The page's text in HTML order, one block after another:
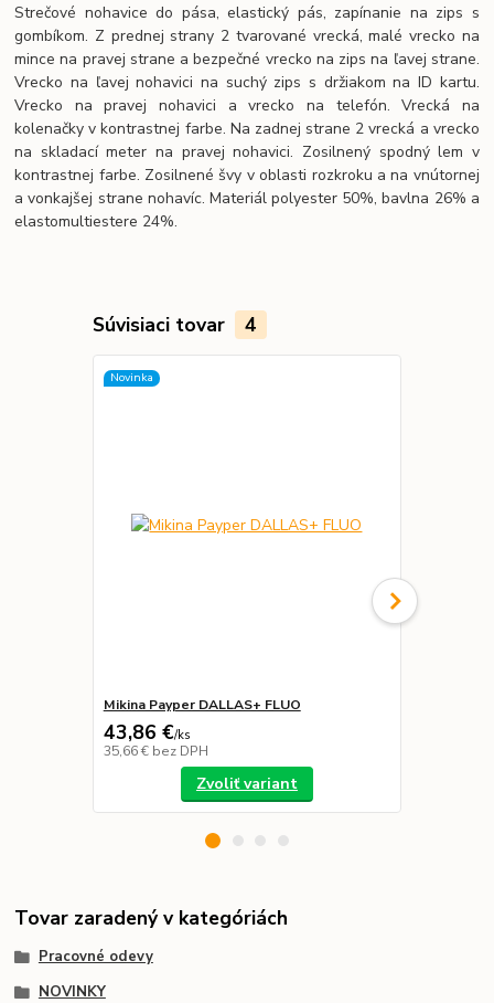
Strečové nohavice do pása, elastický pás, zapínanie na zips s
gombíkom. Z prednej strany 2 tvarované vrecká, malé vrecko na
mince na pravej strane a bezpečné vrecko na zips na ľavej strane.
Vrecko na ľavej nohavici na suchý zips s držiakom na ID kartu.
Vrecko na pravej nohavici a vrecko na telefón. Vrecká na
kolenačky v kontrastnej farbe. Na zadnej strane 2 vrecká a vrecko
na skladací meter na pravej nohavici. Zosilnený spodný lem v
kontrastnej farbe. Zosilnené švy v oblasti rozkroku a na vnútornej
a vonkajšej strane nohavíc. Materiál polyester 50%, bavlna 26% a
elastomultiestere 24%.
Súvisiaci tovar 4
Novinka
Mikina Payper DALLAS+ FLUO
43,86 €/ks
35,66 € bez DPH
Zvoliť variant
Tovar zaradený v kategóriách
Pracovné odevy
NOVINKY